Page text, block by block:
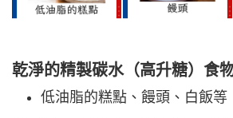
乾淨的精製碳水（高升糖） 食
低油脂的糕點、饅頭、白飯等